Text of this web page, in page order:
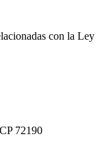
con la Ley
72190